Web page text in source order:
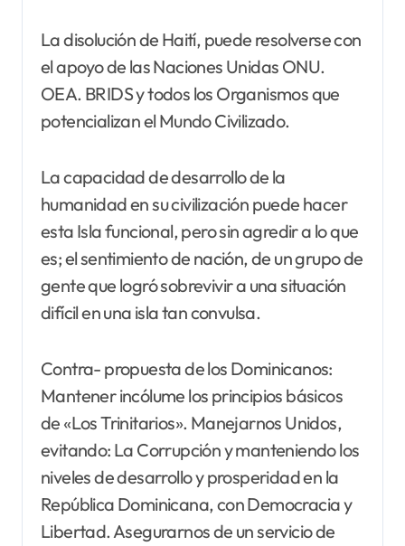
La disolución de Haití, puede resolverse con
el apoyo de las Naciones Unidas ONU.
OEA. BRIDS y todos los Organismos que
potencializan el Mundo Civilizado.
La capacidad de desarrollo de la
humanidad en su civilización puede hacer
esta Isla funcional, pero sin agredir a lo que
es; el sentimiento de nación, de un grupo de
gente que logró sobrevivir a una situación
difícil en una isla tan convulsa.
Contra- propuesta de los Dominicanos:
Mantener incólume los principios básicos
de «Los Trinitarios». Manejarnos Unidos,
evitando: La Corrupción y manteniendo los
niveles de desarrollo y prosperidad en la
República Dominicana, con Democracia y
Libertad. Asegurarnos de un servicio de